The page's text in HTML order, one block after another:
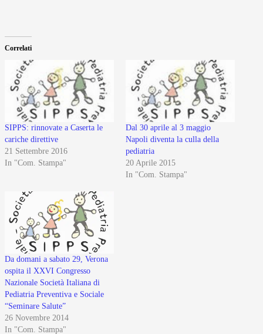
Correlati
SIPPS: rinnovate a Caserta le
cariche direttive
21 Settembre 2016
In "Com. Stampa"
Dal 30 aprile al 3 maggio
Napoli diventa la culla della
pediatria
20 Aprile 2015
In "Com. Stampa"
Da domani a sabato 29, Verona
ospita il XXVI Congresso
Nazionale Società Italiana di
Pediatria Preventiva e Sociale
“Seminare Salute”
26 Novembre 2014
In "Com. Stampa"